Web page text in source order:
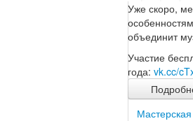
Уже скоро,
объединит
Участие
года: vk.cc/